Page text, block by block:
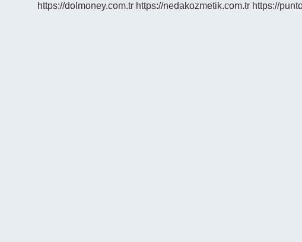
https://dolmoney.com.tr https://nedakozmetik.com.tr https://